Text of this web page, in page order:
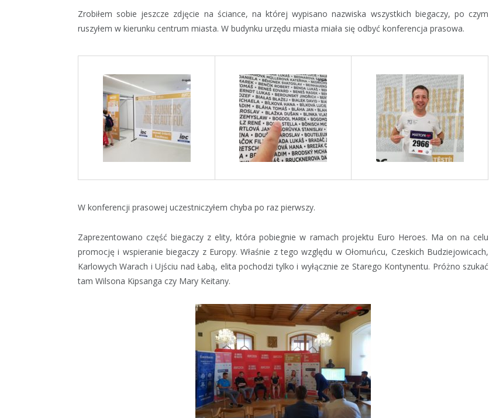
Zrobiłem sobie jeszcze zdjęcie na ściance, na której wypisano nazwiska wszystkich biegaczy, po czym
ruszyłem w kierunku centrum miasta. W budynku urzędu miasta miała się odbyć konferencja prasowa.
W konferencji prasowej uczestniczyłem chyba po raz pierwszy.
Zaprezentowano część biegaczy z elity, która pobiegnie w ramach projektu Euro Heroes. Ma on na celu
promocję i wspieranie biegaczy z Europy. Właśnie z tego względu w Ołomuńcu, Czeskich Budziejowicach,
Karlowych Warach i Ujściu nad Łabą, elita pochodzi tylko i wyłącznie ze Starego Kontynentu. Próżno szukać
tam Wilsona Kipsanga czy Mary Keitany.